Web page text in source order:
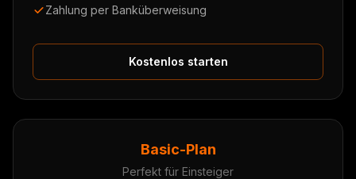
Zahlung per Banküberweisung
Kostenlos starten
Basic-Plan
Perfekt für Einsteiger